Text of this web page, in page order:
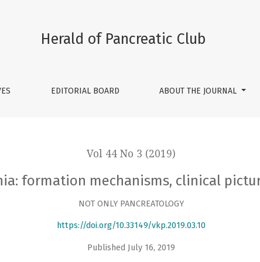
clinical picture, treatment tactics
Herald of Pancreatic Club
EDITORIAL BOARD ABOUT THE JOURNAL
Vol 44 No 3 (2019)
formation mechanisms, clinical
NOT ONLY PANCREATOLOGY
https://doi.org/10.33149/vkp.2019.03.10
Published July 16, 2019